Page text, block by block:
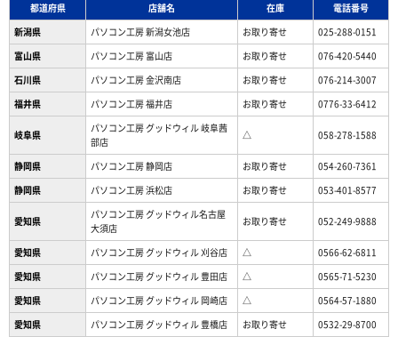
都道府県 店舗名 在庫
電話番号
新潟県
パソコン工房 新潟女池店 お取り寄せ
025-288-0151
富山県
パソコン工房 富山店 お取り寄せ
076-420-5440
石川県
パソコン工房 金沢南店 お取り寄せ
076-214-3007
福井県
パソコン工房 福井店 お取り寄せ 0776-33-6412
岐阜県
パソコン工房 グッドウィル 岐阜茜
部店
△ 058-278-1588
静岡県 パソコン工房 静岡店 お取り寄せ
054-260-7361
静岡県
パソコン工房 浜松店 お取り寄せ 053-401-8577
愛知県
パソコン工房 グッドウィル名古屋
大須店
お取り寄せ 052-249-9888
愛知県 パソコン工房 グッドウィル 刈谷店 △
0566-62-6811
愛知県
パソコン工房 グッドウィル 豊田店 △
0565-71-5230
愛知県
パソコン工房 グッドウィル 岡崎店 △
0564-57-1880
愛知県
パソコン工房 グッドウィル 豊橋店 お取り寄せ 0532-29-8700